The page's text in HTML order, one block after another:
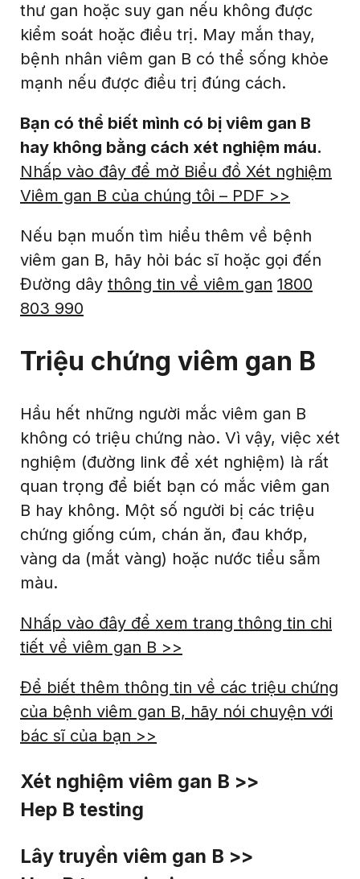
thư gan hoặc suy gan nếu không được
kiểm soát hoặc điều trị. May mắn thay,
bệnh nhân viêm gan B có thể sống khỏe
mạnh nếu được điều trị đúng cách.
Bạn có thể biết mình có bị viêm gan B
hay không bằng cách xét nghiệm máu.
Nhấp vào đây để mở Biểu đồ Xét nghiệm
Viêm gan B của chúng tôi – PDF >>
Nếu bạn muốn tìm hiểu thêm về bệnh
viêm gan B, hãy hỏi bác sĩ hoặc gọi đến
Đường dây thông tin về viêm gan 1800
803 990
Triệu chứng viêm gan B
Hầu hết những người mắc viêm gan B
không có triệu chứng nào. Vì vậy, việc xét
nghiệm (đường link để xét nghiệm) là rất
quan trọng để biết bạn có mắc viêm gan
B hay không. Một số người bị các triệu
chứng giống cúm, chán ăn, đau khớp,
vàng da (mắt vàng) hoặc nước tiểu sẫm
màu.
Nhấp vào đây để xem trang thông tin chi
tiết về viêm gan B >>
Để biết thêm thông tin về các triệu chứng
của bệnh viêm gan B, hãy nói chuyện với
bác sĩ của bạn >>
Xét nghiệm viêm gan B >>
Hep B testing
Lây truyền viêm gan B >>